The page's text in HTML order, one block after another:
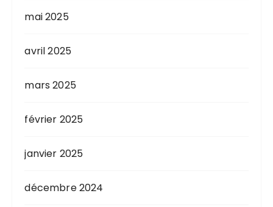
mai 2025
avril 2025
mars 2025
février 2025
janvier 2025
décembre 2024